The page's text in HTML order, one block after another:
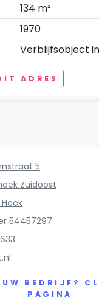
134 m²
1970
Verblijfsobject
ADRES
5
Zuidoost
54457297
BEDRIJF?
PAGINA